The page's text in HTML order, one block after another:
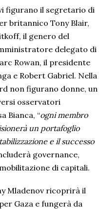
figurano il segretario di
britannico Tony Blair,
il genero del
delegato di
Rowan, il presidente
e Robert Gabriel. Nella
non figurano donne, un
osservatori
Bianca, “ogni membro
un portafoglio
e il successo
governance,
di capitali.
Mladenov ricoprirà il
Gaza e fungerà da